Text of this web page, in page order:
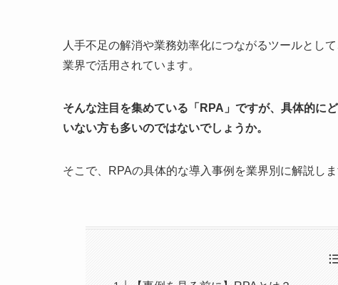
人手不足の解消や業務効率化につながるツールとし
業界で活用されています。
そんな注目を集めている「RPA」ですが、具体的に
いない方も多いのではないでしょうか。
そこで、RPAの具体的な導入事例を業界別に解説し